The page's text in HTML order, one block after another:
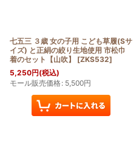
七五三 ３歳 女の子用 こども草履(Sサ
イズ) と正絹の絞り生地使用 市松巾
着のセット【山吹】
[ZKS532]
5,250円(税込)
モール販売価格: 5,500円